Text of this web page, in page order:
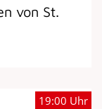
von St.
19:00 Uhr